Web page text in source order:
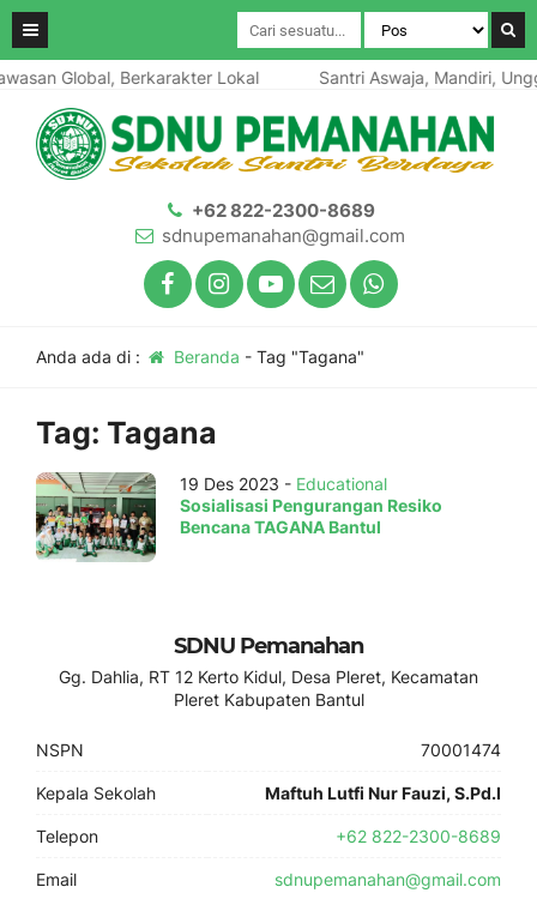
Global, Berkarakter Lokal Santri Aswaja, Mandiri,
+62 822-2300-8689
sdnupemanahan@gmail.com
Anda ada di : Beranda - Tag "Tagana"
Tag: Tagana
19 Des 2023 - Educational
Sosialisasi Pengurangan Resiko
Bencana TAGANA Bantul
SDNU Pemanahan
Gg. Dahlia, RT 12 Kerto Kidul, Desa Pleret, Kecamatan
Pleret Kabupaten Bantul
NSPN 70001474
Kepala Sekolah Maftuh Lutfi Nur Fauzi, S.Pd.I
Telepon +62 822-2300-8689
Email sdnupemanahan@gmail.com